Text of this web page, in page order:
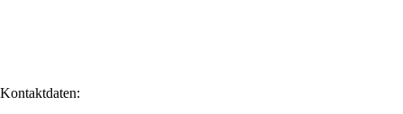
Kontaktdaten: